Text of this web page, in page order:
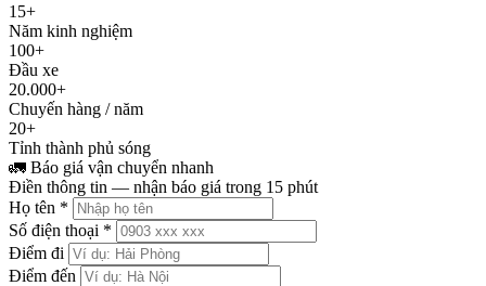
15+
Năm kinh nghiệm
100+
Đầu xe
20.000+
Chuyến hàng / năm
20+
Tỉnh thành phủ sóng
🚛 Báo giá vận chuyển nhanh
Điền thông tin — nhận báo giá trong 15 phút
Họ tên *
Số điện thoại *
Điểm đi
Điểm đến